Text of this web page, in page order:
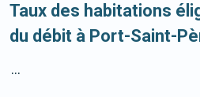
Taux des habitations
du débit à Port-Saint-
...